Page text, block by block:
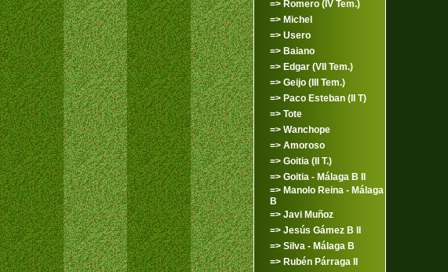
=> Romero (IV Tem.)
=> Michel
=> Usero
=> Baiano
=> Edgar (VII Tem.)
=> Geijo (III Tem.)
=> Paco Esteban (II T)
=> Tote
=> Wanchope
=> Amoroso
=> Goitia (II T.)
=> Goitia - Málaga B II
=> Manolo Reina - Málaga
B
=> Javi Muñoz
=> Jesús Gámez B II
=> Silva - Málaga B
=> Rubén Párraga II